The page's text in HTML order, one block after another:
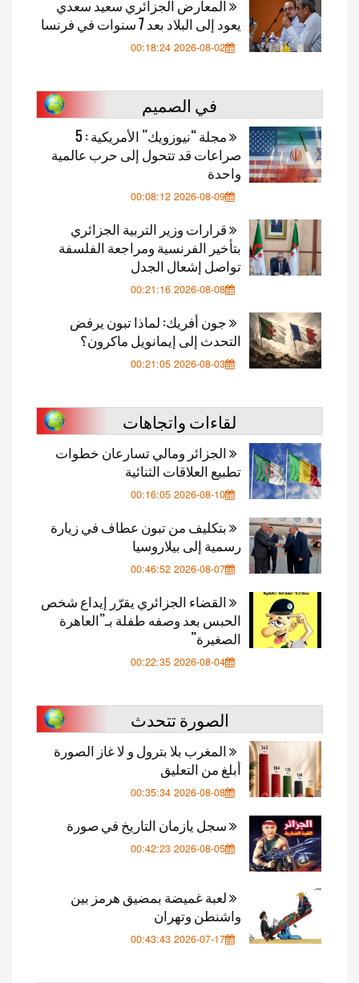
المعارض الجزائري سعيد سعدي
يعود إلى البلاد بعد 7 سنوات في فرنسا
2026-08-02 00:18:24
في الصميم
مجلة “نيوزويك” الأمريكية : 5
صراعات قد تتحول إلى حرب عالمية
واحدة
2026-08-09 00:08:12
قرارات وزير التربية الجزائري
بتأخير الفرنسية ومراجعة الفلسفة
تواصل إشعال الجدل
2026-08-08 00:21:16
جون أفريك: لماذا تبون يرفض
التحدث إلى إيمانويل ماكرون؟
2026-08-03 00:21:05
لقاءات واتجاهات
الجزائر ومالي تسارعان خطوات
تطبيع العلاقات الثنائية
2026-08-10 00:16:05
بتكليف من تبون عطاف في زيارة
رسمية إلى بيلاروسيا
2026-08-07 00:46:52
القضاء الجزائري يقرّر إيداع شخص
الحبس بعد وصفه طفلة بـ”العاهرة
الصغيرة”
2026-08-04 00:22:35
الصورة تتحدث
المغرب بلا بترول و لا غاز الصورة
أبلغ من التعليق
2026-08-08 00:35:34
سجل يازمان التاريخ في صورة
2026-08-05 00:42:23
لعبة غميضة بمضيق هرمز بين
واشنطن وتهران
2026-07-17 00:43:43